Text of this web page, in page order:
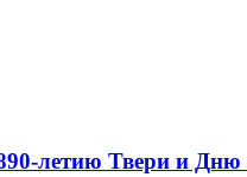
летию Твери и Дню